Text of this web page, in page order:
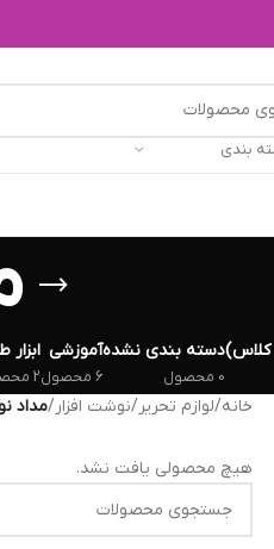
بندی
کلاس)دسته بندی نشده
0 محصول
آموزشی
6 محصول 2 محصول
خانه/لوازم تحریر/نوشت افزار/مداد
هیچ محصولی یافت نشد.